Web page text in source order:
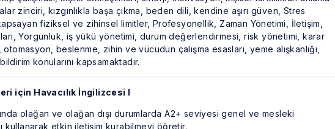
zinciri, kızgınlıkla başa çıkma, beden dili, kendine aşırı güven, Stres
fiziksel ve zihinsel limitler, Profesyonellik, Zaman Yönetimi, İletişim,
Yorgunluk, iş yükü yönetimi, durum değerlendirmesi, risk yönetimi, karar
beslenme, zihin ve vücudun çalışma esasları, yeme alışkanlığı,
konularını kapsamaktadır.
için Havacılık İngilizcesi I
olağan ve olağan dışı durumlarda A2+ seviyesi genel ve mesleki
kullanarak etkin iletişim kurabilmeyi öğretir.